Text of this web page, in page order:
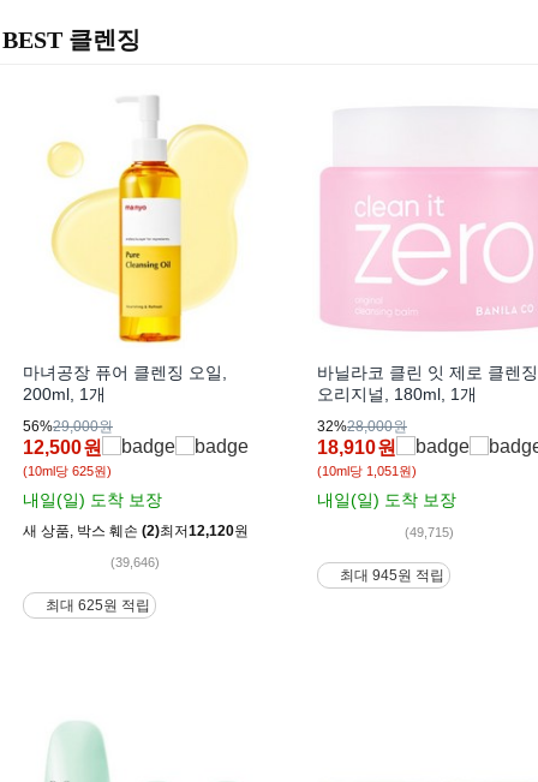
BEST 클렌징
마녀공장 퓨어 클렌징 오일,
200ml, 1개
56%29,000원
12,500원
(10ml당 625원)
내일(일) 도착 보장
새 상품, 박스 훼손 (2)최저12,120원
(39,646)
최대 625원 적립
바닐라코 클린 잇 제로 클렌
오리지널, 180ml, 1개
32%28,000원
18,910원
(10ml당 1,051원)
내일(일) 도착 보장
(49,715)
최대 945원 적립